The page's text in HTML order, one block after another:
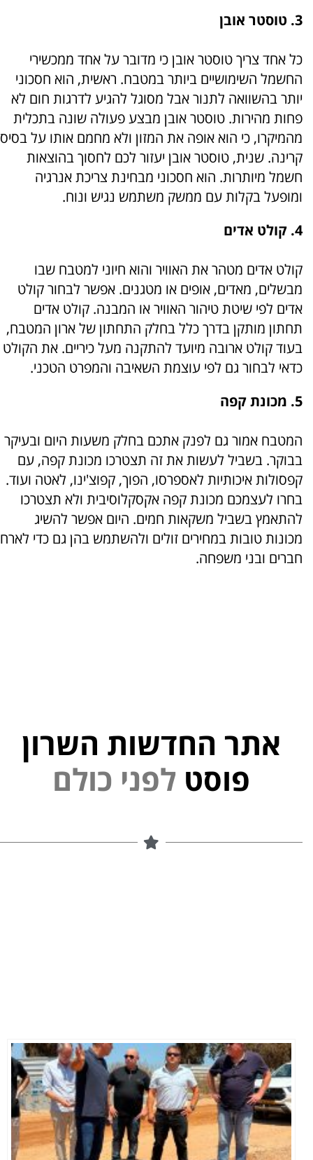
3. טוסטר אובן
כל אחד צריך טוסטר אובן כי מדובר על אחד ממכשירי
החשמל השימושיים ביותר במטבח. ראשית, הוא חסכוני
יותר בהשוואה לתנור אבל מסוגל להגיע לדרגות חום לא
פחות מהירות. טוסטר אובן מבצע פעולה שונה בתכלית
מהמיקרו, כי הוא אופה את המזון ולא מחמם אותו על בסיס
קרינה. שנית, טוסטר אובן יעזור לכם לחסוך בהוצאות
חשמל מיותרות. הוא חסכוני מבחינת צריכת אנרגיה
ומופעל בקלות עם ממשק משתמש נגיש ונוח.
4. קולט אדים
קולט אדים מטהר את האוויר והוא חיוני למטבח שבו
מבשלים, מאדים, אופים או מטגנים. אפשר לבחור קולט
אדים לפי שיטת טיהור האוויר או המבנה. קולט אדים
תחתון מותקן בדרך כלל בחלק התחתון של ארון המטבח,
בעוד קולט ארובה מיועד להתקנה מעל כיריים. את הקולט
כדאי לבחור גם לפי עוצמת השאיבה והמפרט הטכני.
5. מכונת קפה
המטבח אמור גם לפנק אתכם בחלק משעות היום ובעיקר
בבוקר. בשביל לעשות את זה תצטרכו מכונת קפה, עם
קפסולות איכותיות לאספרסו, הפוך, קפוצ'ינו, לאטה ועוד.
בחרו לעצמכם מכונת קפה אקסקלוסיבית ולא תצטרכו
להתאמץ בשביל משקאות חמים. היום אפשר להשיג
מכונות טובות במחירים זולים ולהשתמש בהן גם כדי לארח
חברים ובני משפחה.
אתר החדשות השרון
פוסט
ל ם פ